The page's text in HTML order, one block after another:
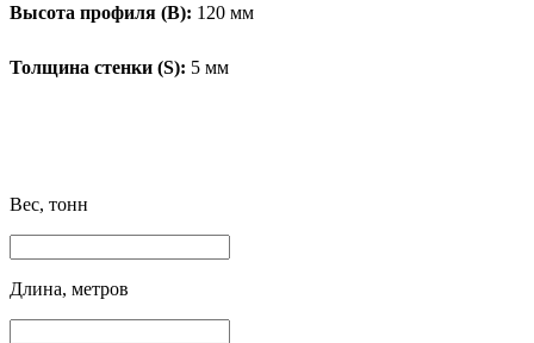
Высота профиля (B): 120 мм
Толщина стенки (S): 5 мм
Вес, тонн
Длина, метров